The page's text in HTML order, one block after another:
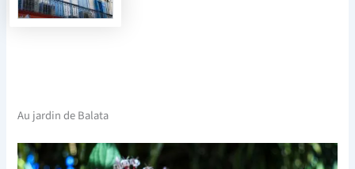
Au jardin de Balata